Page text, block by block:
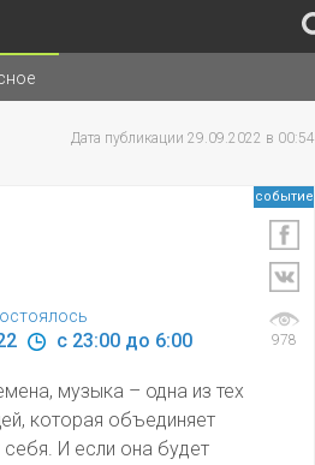
Дата публикации 29.09.2022 в 00:54
событие
978
c 23:00 до 6:00
музыка – одна из тех
которая объединяет
И если она будет